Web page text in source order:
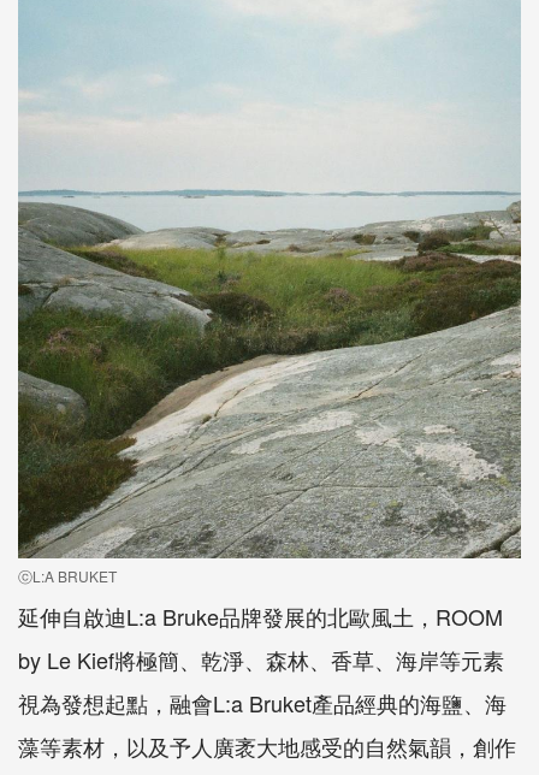
ⓒL:A BRUKET
延伸自啟迪L:a Bruke品牌發展的北歐風土，ROOM
by Le Kief將極簡、乾淨、森林、香草、海岸等元素
視為發想起點，融會L:a Bruket產品經典的海鹽、海
藻等素材，以及予人廣袤大地感受的自然氣韻，創作